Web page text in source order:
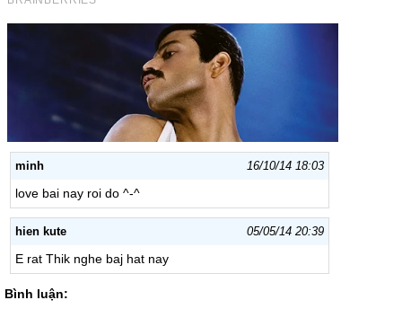
minh 16/10/14 18:03
love bai nay roi do ^-^
hien kute 05/05/14 20:39
E rat Thik nghe baj hat nay
Bình luận: